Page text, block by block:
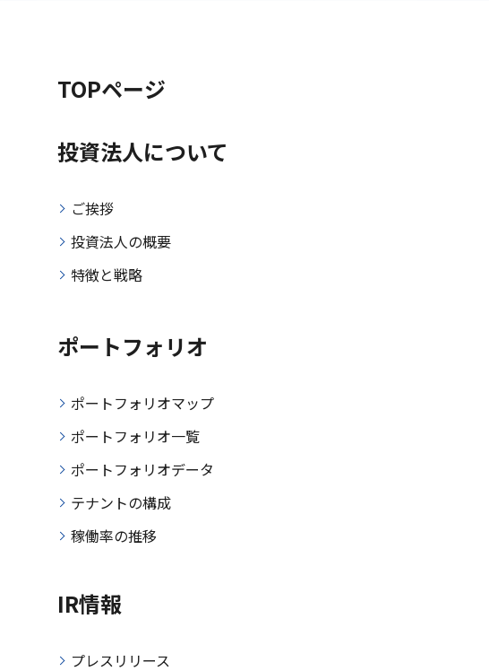
TOPページ
投資法人について
ご挨拶
投資法人の概要
特徴と戦略
ポートフォリオ
ポートフォリオマップ
ポートフォリオ一覧
ポートフォリオデータ
テナントの構成
稼働率の推移
IR情報
プレスリリース